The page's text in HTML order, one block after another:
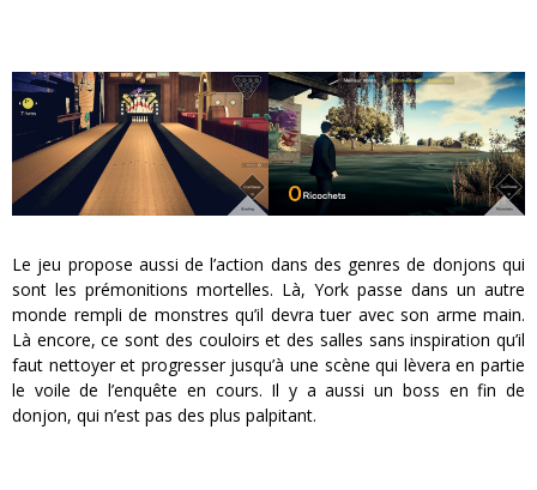
Le jeu propose aussi de l’action dans des genres de donjons qui
sont les prémonitions mortelles. Là, York passe dans un autre
monde rempli de monstres qu’il devra tuer avec son arme main.
Là encore, ce sont des couloirs et des salles sans inspiration qu’il
faut nettoyer et progresser jusqu’à une scène qui lèvera en partie
le voile de l’enquête en cours. Il y a aussi un boss en fin de
donjon, qui n’est pas des plus palpitant.